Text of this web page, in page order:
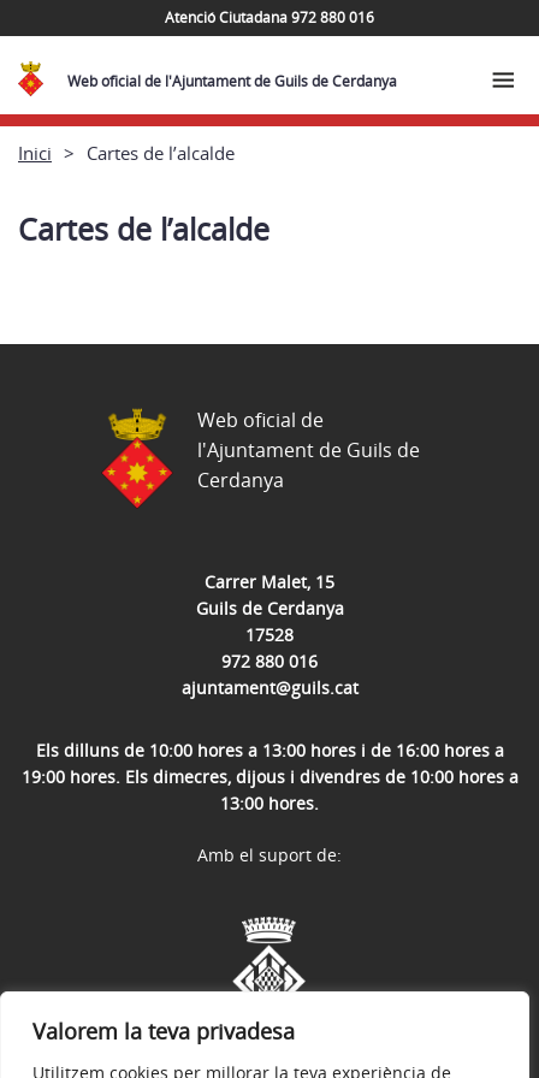
Valorem la teva privadesa
Utilitzem cookies per millorar la teva experiència de
Atenció Ciutadana 972 880 016
Web oficial de l'Ajuntament de Guils de Cerdanya
Inici Cartes de l’alcalde
Cartes de l’alcalde
Carrer Malet, 15
Guils de Cerdanya
17528
972 880 016
ajuntament@guils.cat
Els dilluns de 10:00 hores a 13:00 hores i de 16:00 hores a
19:00 hores. Els dimecres, dijous i divendres de 10:00 hores a
13:00 hores.
Web oficial de
l'Ajuntament de Guils de
Cerdanya
Amb el suport de: